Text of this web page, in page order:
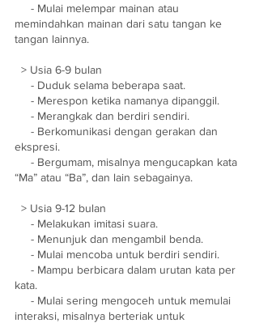
memindahkan mainan dari satu tangan ke
tangan lainnya.
  > Usia 6-9 bulan
     - Duduk selama beberapa saat.
     - Merespon ketika namanya dipanggil.
     - Merangkak dan berdiri sendiri.
ekspresi.
“Ma” atau “Ba”, dan lain sebagainya.
  > Usia 9-12 bulan
     - Melakukan imitasi suara.
     - Menunjuk dan mengambil benda.
     - Mulai mencoba untuk berdiri sendiri.
kata.
interaksi, misalnya berteriak untuk